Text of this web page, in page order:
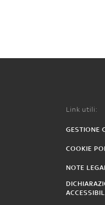
Link utili:
GESTIONE
COOKIE
NOTE